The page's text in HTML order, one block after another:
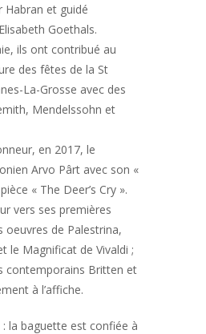
Habran et guidé
Goethals.
ils ont contribué au
des fêtes de la St
La-Grosse avec des
Mendelssohn et
en 2017, le
Arvo Pârt avec son «
« The Deer’s Cry ».
vers ses premières
oeuvres de Palestrina,
le Magnificat de Vivaldi ;
contemporains Britten et
à l’affiche.
la baguette est confiée à